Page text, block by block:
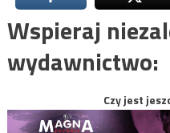
Wspieraj
wydawnictwo:
Czy jest